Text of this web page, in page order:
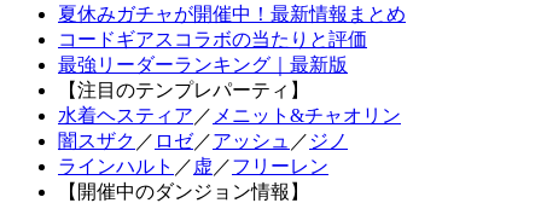
夏休みガチャが開催中！最新情報まとめ
コードギアスコラボの当たりと評価
最強リーダーランキング｜最新版
【注目のテンプレパーティ】
水着ヘスティア ／ メニット&チャオリン
闇スザク ／ ロゼ／アッシュ ／ ジノ
ラインハルト ／ 虚 ／フリーレン
【開催中のダンジョン情報】